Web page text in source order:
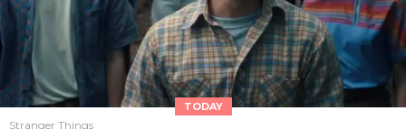
TODAY
Stranger Things